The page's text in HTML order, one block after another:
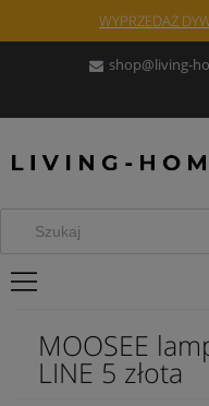
WYPRZEDAŻ
shop@living-
MOOSEE
LINE 5 złota